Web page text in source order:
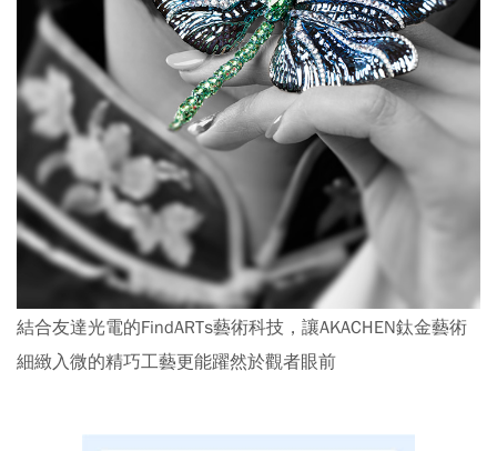
結合友達光電的FindARTs藝術科技，讓AKACHEN鈦金藝術
細緻入微的精巧工藝更能躍然於觀者眼前